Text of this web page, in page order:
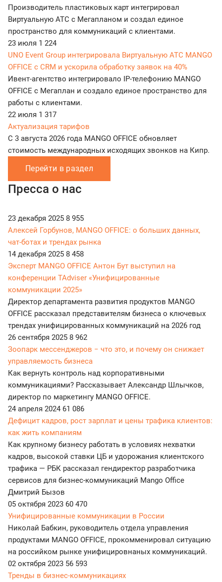
Производитель пластиковых карт интегрировал
Виртуальную АТС с Мегапланом и создал единое
пространство для коммуникаций с клиентами.
23 июля 1 224
UNO Event Group интегрировала Виртуальную АТС MANGO
OFFICE с CRM и ускорила обработку заявок на 40%
Ивент-агентство интегрировало IP-телефонию MANGO
OFFICE с Мегаплан и создало единое пространство для
работы с клиентами.
22 июля 1 317
Актуализация тарифов
С 3 августа 2026 года MANGO OFFICE обновляет
стоимость международных исходящих звонков на Кипр.
Перейти в раздел
Пресса о нас
23 декабря 2025 8 955
Алексей Горбунов, MANGO OFFICE: о больших данных,
чат-ботах и трендах рынка
14 декабря 2025 8 458
Эксперт MANGO OFFICE Антон Бут выступил на
конференции TAdviser «Унифицированные
коммуникации 2025»
Директор департамента развития продуктов MANGO
OFFICE рассказал представителям бизнеса о ключевых
трендах унифицированных коммуникаций на 2026 год
26 сентября 2025 8 962
Зоопарк мессенджеров − что это, и почему он снижает
управляемость бизнеса
Как вернуть контроль над корпоративными
коммуникациями? Рассказывает Александр Шлычков,
директор по маркетингу MANGO OFFICE.
24 апреля 2024 61 086
Дефицит кадров, рост зарплат и цены трафика клиентов:
как жить компаниям
Как крупному бизнесу работать в условиях нехватки
кадров, высокой ставки ЦБ и удорожания клиентского
трафика — РБК рассказал гендиректор разработчика
сервисов для бизнес-коммуникаций Mango Office
Дмитрий Бызов
05 октября 2023 60 470
Унифицированные коммуникации в России
Николай Бабкин, руководитель отдела управления
продуктами MANGO OFFICE, прокомменировал ситуацию
на российком рынке унифицировнаных коммуникаций.
02 октября 2023 56 593
Тренды в бизнес-коммуникациях